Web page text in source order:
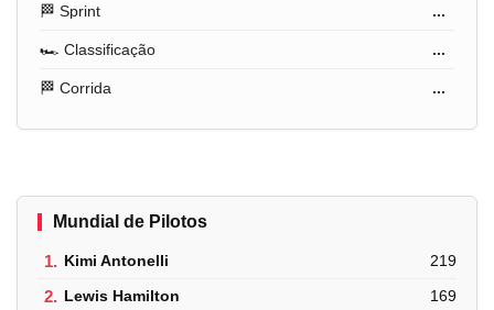
🏁 Sprint ...
🏎️ Classificação ...
🏁 Corrida ...
Mundial de Pilotos
1. Kimi Antonelli 219
2. Lewis Hamilton 169